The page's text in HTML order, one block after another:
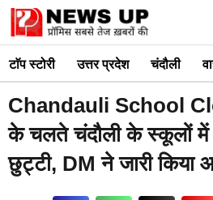
Skip
content
टाॅप स्टोरी उत्तर प्रदेश चंदौली
Chandauli School
के चलते चंदौली के स्कूलों
छुट्टी, DM ने जारी किया